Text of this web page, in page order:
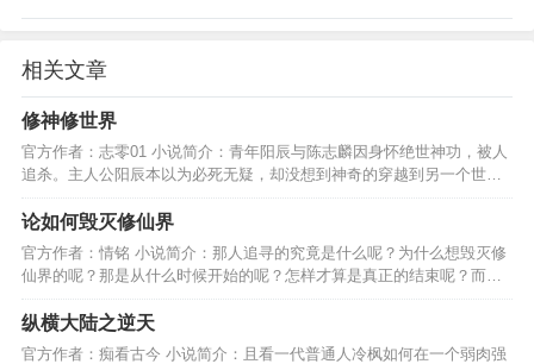
相关文章
修神修世界
官方作者：志零01 小说简介：青年阳辰与陈志麟因身怀绝世神功，被人
追杀。主人公阳辰本以为必死无疑，却没想到神奇的穿越到另一个世
界，随时准备大放异彩。…
论如何毁灭修仙界
官方作者：情铭 小说简介：那人追寻的究竟是什么呢？为什么想毁灭修
仙界的呢？那是从什么时候开始的呢？怎样才算是真正的结束呢？而我
们将数次见证这一切。…
纵横大陆之逆天
官方作者：痴看古今 小说简介：且看一代普通人冷枫如何在一个弱肉强